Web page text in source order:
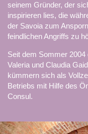
seinem Gründer, der
inspirieren lies, die
der Savoia zum
feindlichen Angriffs zu
Seit dem Sommer
Valeria und Claudia
kümmern sich als
Betriebs mit Hilfe des
Consul.